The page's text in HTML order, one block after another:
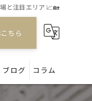
と注目エリア 📈🏡
ちら
ブログ コラム